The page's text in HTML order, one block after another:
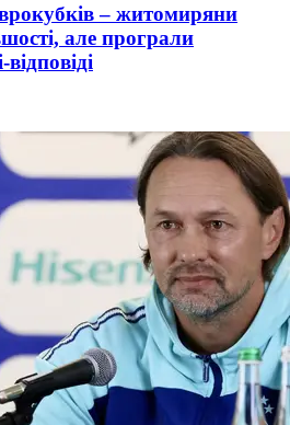
– житомиряни
але програли